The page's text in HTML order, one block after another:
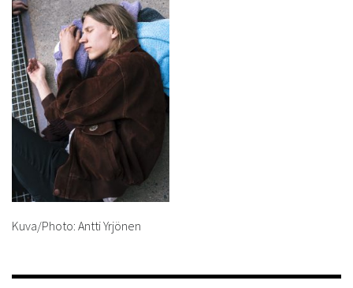
Kuva/Photo: Antti Yrjönen